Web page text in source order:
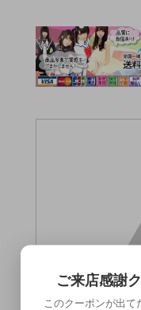
ご来店感謝
このクーポンが出